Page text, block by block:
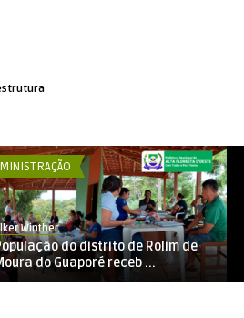
Winther
do distrito de Rolim de
do Guaporé receb ...